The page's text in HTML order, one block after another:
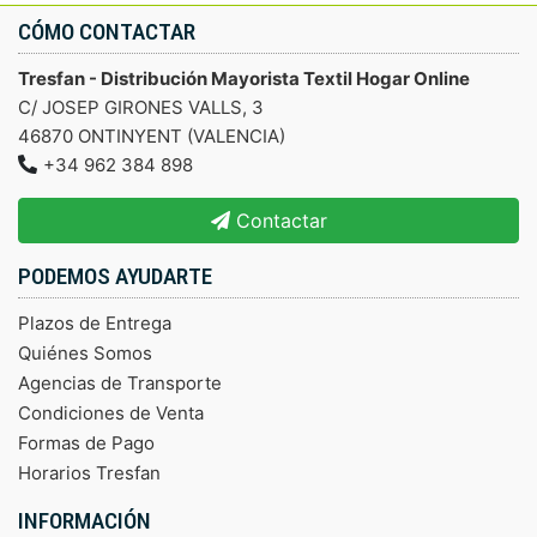
CÓMO CONTACTAR
Tresfan - Distribución Mayorista Textil Hogar Online
C/ JOSEP GIRONES VALLS, 3
46870 ONTINYENT (VALENCIA)
+34 962 384 898
Contactar
PODEMOS AYUDARTE
Plazos de Entrega
Quiénes Somos
Agencias de Transporte
Condiciones de Venta
Formas de Pago
Horarios Tresfan
INFORMACIÓN